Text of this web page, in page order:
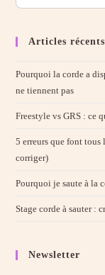
Articles récents
Pourquoi la corde a
ne tiennent pas
Freestyle vs GRS : ce
5 erreurs que font tous
corriger)
Pourquoi je saute à la
Stage corde à sauter :
Newsletter